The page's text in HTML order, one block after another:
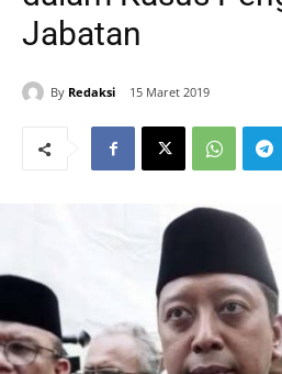
Jabatan
By Redaksi 15 Maret 2019